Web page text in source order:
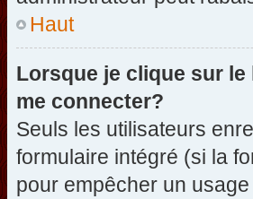
Haut
Lorsque je clique sur
me connecter?
Seuls les utilisateurs
formulaire intégré (si la
pour empêcher un